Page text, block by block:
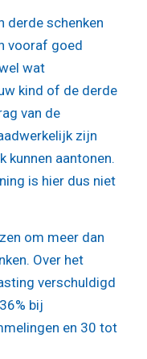
derde schenken
vooraf goed
wat
kind of de derde
van de
zijn
kunnen aantonen.
is hier dus niet
om meer dan
Over het
verschuldigd
bij
en 30 tot